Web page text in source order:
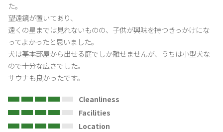
た。
望遠鏡が置いてあり、
遠くの星までは見れないものの、子供が興味を持つきっかけにな
ってよかったと思いました。
犬は基本部屋から出せる庭でしか離せませんが、うちは小型犬な
ので十分な広さでした。
サウナも良かったです。
Cleanliness
Facilities
Location